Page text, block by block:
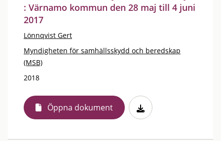
: Värnamo kommun den 28 maj till 4 juni
2017
Lönnqvist Gert
Myndigheten för samhällsskydd och beredskap
(MSB)
2018
Öppna dokument